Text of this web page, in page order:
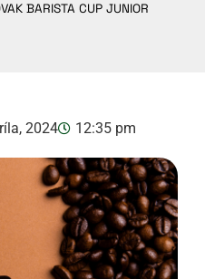
BARISTA CUP JUNIOR
2024 12:35 pm